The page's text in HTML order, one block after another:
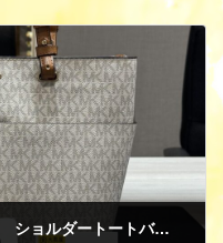
バッグ かばん マイケルコース ショルダートートバッグ ベージュ/ブラウン PVC/レザー 買取